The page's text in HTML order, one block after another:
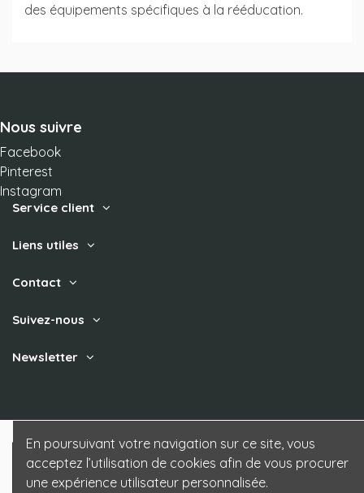
des équipements spécifiques à la rééducation.
Nous suivre
Facebook
Pinterest
Instagram
Service client
Liens utiles
Contact
Suivez-nous
Newsletter
En poursuivant votre navigation sur ce site, vous
acceptez l’utilisation de cookies afin de vous procurer
une expérience utilisateur personnalisée.